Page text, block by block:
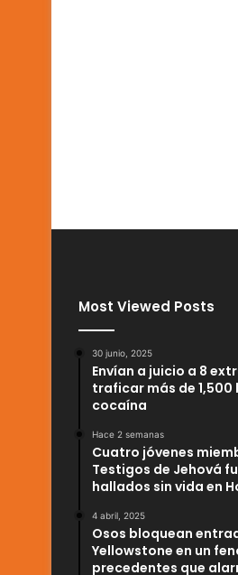
Most Viewed Posts
30 junio, 2025
Envían a juicio a 8
traficar más de 1,500
cocaína
Hace 2 semanas
Cuatro jóvenes
Testigos de Jehová
hallados sin vida en
4 abril, 2025
Osos bloquean
Yellowstone en un
precedentes que